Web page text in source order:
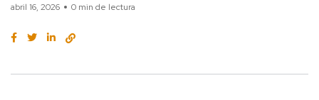
abril 16, 2026 0 min de lectura